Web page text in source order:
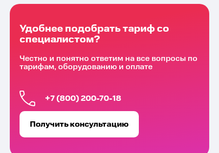
Удобнее подобрать тариф со
специалистом?
Честно и понятно ответим на все вопросы по
тарифам, оборудованию и оплате
+7 (800) 200-70-18
Получить консультацию